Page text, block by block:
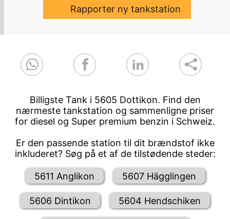
Rapporter ny tankstation
Billigste Tank i 5605 Dottikon. Find den
nærmeste tankstation og sammenligne priser
for diesel og Super premium benzin i Schweiz.
Er den passende station til dit brændstof ikke
inkluderet? Søg på et af de tilstødende steder:
5611 Anglikon 5607 Hägglingen
5606 Dintikon 5604 Hendschiken